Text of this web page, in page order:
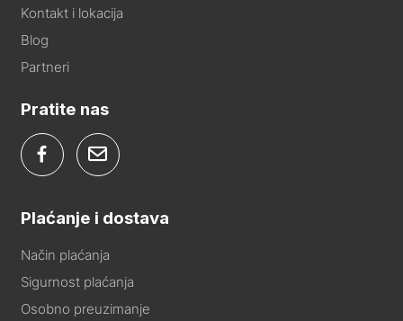
Kontakt i lokacija
Blog
Partneri
Pratite nas
Plaćanje i dostava
Način plaćanja
Sigurnost plaćanja
Osobno preuzimanje